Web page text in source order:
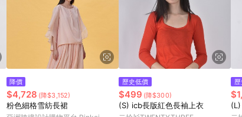
降價
$4,728 (降$3,152)
粉色細格雪紡長裙
歷史低價
$499 (降$300)
(S) icb長版紅色長袖上衣